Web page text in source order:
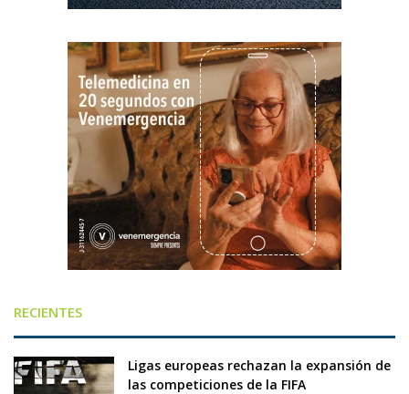
RECIENTES
Ligas europeas rechazan la expansión de
las competiciones de la FIFA